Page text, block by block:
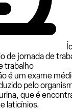
de jornada de
trabalho
é um exame
pelo
que é
laticínios.